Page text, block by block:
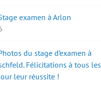
examen à Arlon
du stage d’examen à
Félicitations à tous les
leur réussite !